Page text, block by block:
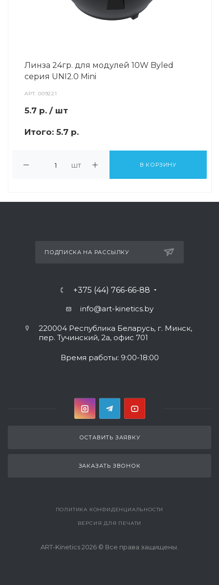
Линза 24гр. для модулей 10W Byled
серия UNI2.0 Mini
АРТ.009221
5.7 р. / шт
Итого: 5.7 р.
шт В КОРЗИНУ
ПОДПИСКА НА РАССЫЛКУ
+375 (44) 766-66-88
info@art-kinetics.by
220004 Республика Беларусь, г. Минск,
пер. Тучинский, 2а, офис 701
Время работы: 9:00-18:00
ОСТАВИТЬ ЗАЯВКУ
ЗАКАЗАТЬ ЗВОНОК
ПОЛИТИКА КОНФИДЕНЦИАЛЬНОСТИ
ВЕРСИЯ ДЛЯ ПЕЧАТИ
ART-Kinetics 2026 © Все права защищены.